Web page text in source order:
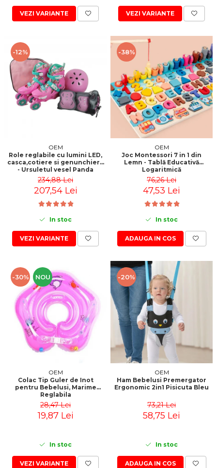
VEZI VARIANTE VEZI VARIANTE
-12%
OEM
Role reglabile cu lumini LED,
casca,cotiere si genunchiere
- Ursuletul vesel Panda
234,88 Lei
207,54 Lei
In stoc
VEZI VARIANTE
-38%
OEM
Joc Montessori 7 in 1 din
Lemn - Tablă Educativă
Logaritmică
76,26 Lei
47,53 Lei
In stoc
ADAUGA IN COS
-30% NOU
OEM
Colac Tip Guler de Inot
pentru Bebelusi, Marime
Reglabila
28,47 Lei
19,87 Lei
In stoc
VEZI VARIANTE
-20%
OEM
Ham Bebelusi Premergator
Ergonomic 2in1 Pisicuta Bleu
73,21 Lei
58,75 Lei
In stoc
ADAUGA IN COS